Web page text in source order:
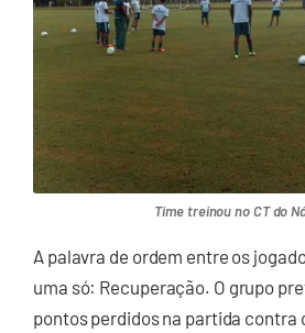
Time treinou no CT do
A palavra de ordem entre os
uma só: Recuperação. O grupo
pontos perdidos na partida contra